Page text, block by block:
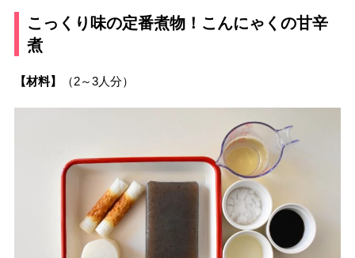
こっくり味の定番煮物！こんにゃくの甘辛
煮
【材料】 （2～3人分）